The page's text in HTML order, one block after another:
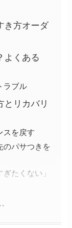
き方オーダ
よくある
ラブル
とリカバリ
スを戻す
のパサつきを
たくない」